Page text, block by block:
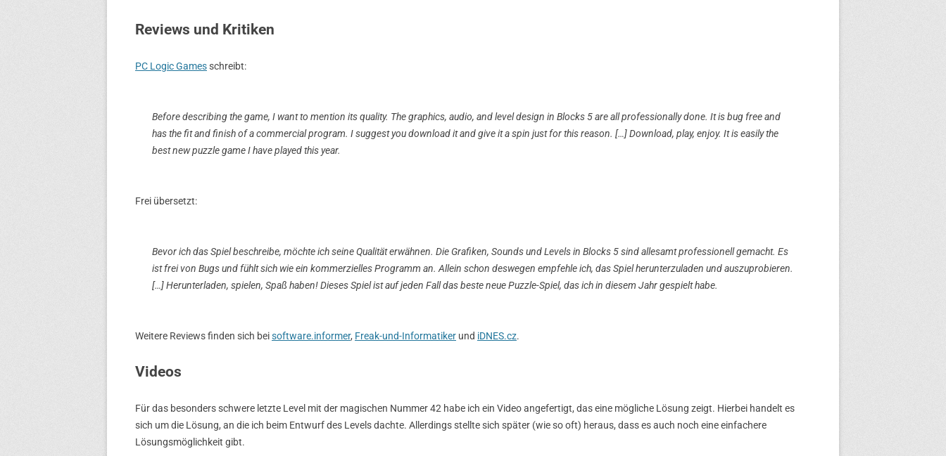
Reviews und Kritiken
PC Logic Gamesschreibt:
Before describing the game, I want to mention its quality. The graphics, audio, and level design in Blocks 5 are all professionally done. It is bug free and
has the fit and finish of a commercial program. I suggest you download it and give it a spin just for this reason. […] Download, play, enjoy. It is easily the
best new puzzle game I have played this year.
Frei übersetzt:
Bevor ich das Spiel beschreibe, möchte ich seine Qualität erwähnen. Die Grafiken, Sounds und Levels in Blocks 5 sind allesamt professionell gemacht. Es
ist frei von Bugs und fühlt sich wie ein kommerzielles Programm an. Allein schon deswegen empfehle ich, das Spiel herunterzuladen und auszuprobieren.
[…] Herunterladen, spielen, Spaß haben! Dieses Spiel ist auf jeden Fall das beste neue Puzzle-Spiel, das ich in diesem Jahr gespielt habe.
Weitere Reviews finden sich beisoftware.informer, Freak-und-Informatiker und iDNES.cz.
Videos
Für das besonders schwere letzte Level mit der magischen Nummer 42 habe ich ein Video angefertigt, das eine mögliche Lösung zeigt. Hierbei handelt es
sich um die Lösung, an die ich beim Entwurf des Levels dachte. Allerdings stellte sich später (wie so oft) heraus, dass es auch noch eine einfachere
Lösungsmöglichkeit gibt.